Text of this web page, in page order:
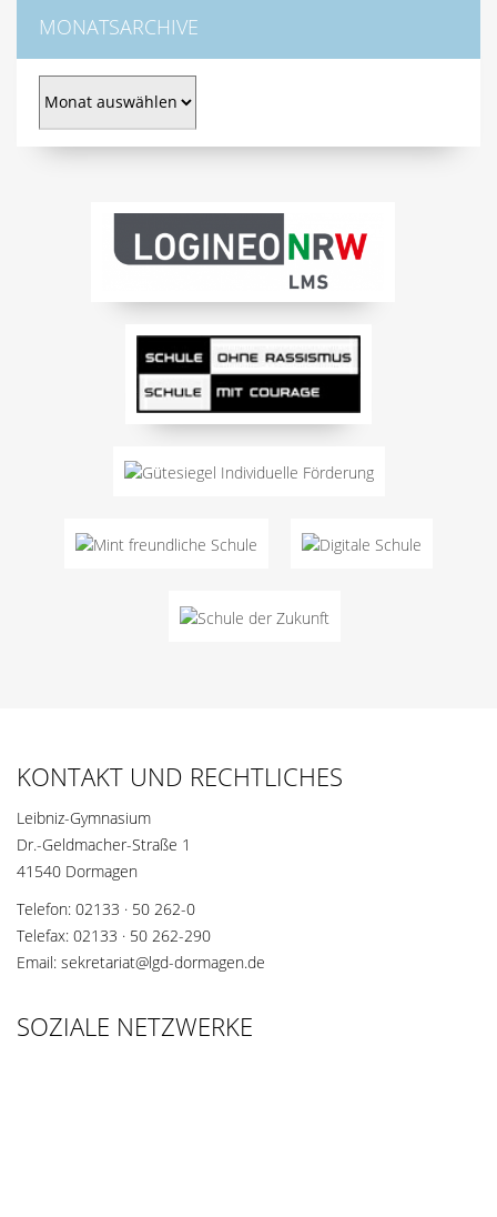
MONATSARCHIVE
KONTAKT UND RECHTLICHES
Leibniz-Gymnasium
Dr.-Geldmacher-Straße 1
41540 Dormagen
Telefon: 02133 · 50 262-0
Telefax: 02133 · 50 262-290
Email: sekretariat@lgd-dormagen.de
SOZIALE NETZWERKE